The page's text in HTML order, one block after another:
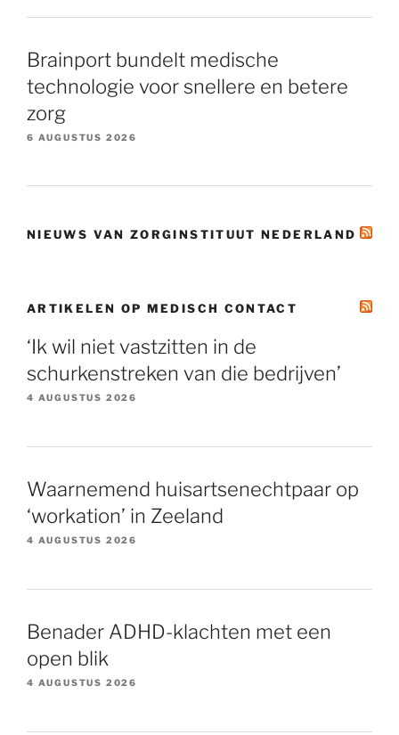
Brainport bundelt medische
technologie voor snellere en betere
zorg
6 AUGUSTUS 2026
NIEUWS VAN ZORGINSTITUUT NEDERLAND
ARTIKELEN OP MEDISCH CONTACT
‘Ik wil niet vastzitten in de
schurkenstreken van die bedrijven’
4 AUGUSTUS 2026
Waarnemend huisartsenechtpaar op
‘workation’ in Zeeland
4 AUGUSTUS 2026
Benader ADHD-klachten met een
open blik
4 AUGUSTUS 2026